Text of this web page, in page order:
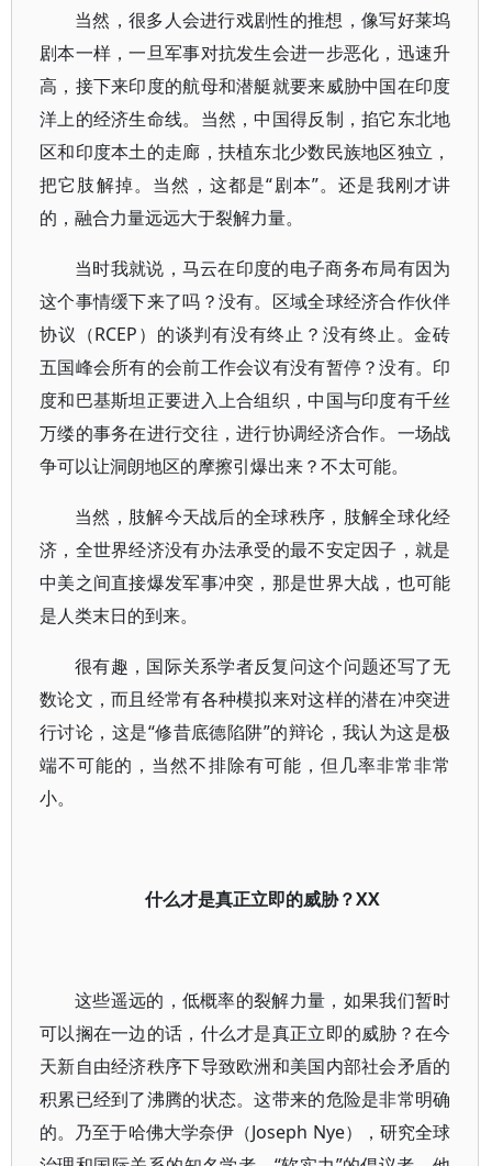
当然，很多人会进行戏剧性的推想，像写好莱坞
剧本一样，一旦军事对抗发生会进一步恶化，迅速升
高，接下来印度的航母和潜艇就要来威胁中国在印度
洋上的经济生命线。当然，中国得反制，掐它东北地
区和印度本土的走廊，扶植东北少数民族地区独立，
把它肢解掉。当然，这都是“剧本”。还是我刚才讲
的，融合力量远远大于裂解力量。
当时我就说，马云在印度的电子商务布局有因为
这个事情缓下来了吗？没有。区域全球经济合作伙伴
协议（RCEP）的谈判有没有终止？没有终止。金砖
五国峰会所有的会前工作会议有没有暂停？没有。印
度和巴基斯坦正要进入上合组织，中国与印度有千丝
万缕的事务在进行交往，进行协调经济合作。一场战
争可以让洞朗地区的摩擦引爆出来？不太可能。
当然，肢解今天战后的全球秩序，肢解全球化经
济，全世界经济没有办法承受的最不安定因子，就是
中美之间直接爆发军事冲突，那是世界大战，也可能
是人类末日的到来。
很有趣，国际关系学者反复问这个问题还写了无
数论文，而且经常有各种模拟来对这样的潜在冲突进
行讨论，这是“修昔底德陷阱”的辩论，我认为这是极
端不可能的，当然不排除有可能，但几率非常非常
小。
什么才是真正立即的威胁？XX
这些遥远的，低概率的裂解力量，如果我们暂时
可以搁在一边的话，什么才是真正立即的威胁？在今
天新自由经济秩序下导致欧洲和美国内部社会矛盾的
积累已经到了沸腾的状态。这带来的危险是非常明确
的。乃至于哈佛大学奈伊（Joseph Nye），研究全球